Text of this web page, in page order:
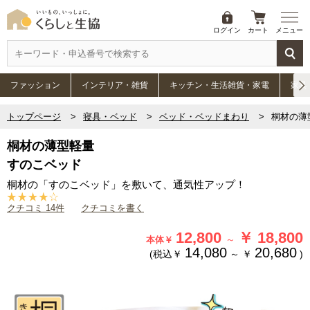
ログイン カート メニュー
ファッション インテリア・雑貨 キッチン・生活雑貨・家電 家具
トップページ 寝具・ベッド ベッド・ベッドまわり 桐材の薄
桐材の薄型軽量
すのこベッド
桐材の「すのこベッド」を敷いて、通気性アップ！
クチコミ 14件 クチコミを書く
本体￥ 12,800 ～ ￥ 18,800
(税込￥ 14,080 ～ ￥ 20,680 )